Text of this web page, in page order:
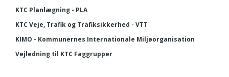
KTC Planlægning - PLA
KTC Veje, Trafik og Trafiksikkerhed - VTT
KIMO - Kommunernes Internationale Miljøorganisation
Vejledning til KTC Faggrupper